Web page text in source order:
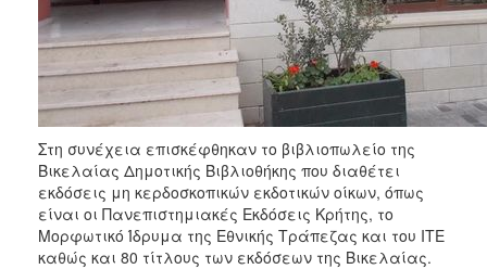
Στη συνέχεια επισκέφθηκαν το βιβλιοπωλείο της
Βικελαίας Δημοτικής Βιβλιοθήκης που διαθέτει
εκδόσεις μη κερδοσκοπικών εκδοτικών οίκων, όπως
είναι οι Πανεπιστημιακές Εκδόσεις Κρήτης, το
Μορφωτικό Ίδρυμα της Εθνικής Τράπεζας και του ΙΤΕ
καθώς και 80 τίτλους των εκδόσεων της Βικελαίας.